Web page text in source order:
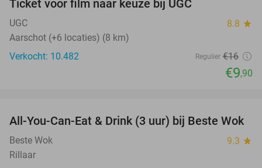
Ticket voor film naar keuze bij UGC
UGC 8.8 star
Aarschot (+6 locaties) (8 km)
Verkocht: 10.482
Regulier €16
€9,90
20%
All-You-Can-Eat & Drink (3 uur) bij Beste Wok
Beste Wok 9.3 star
Rillaar